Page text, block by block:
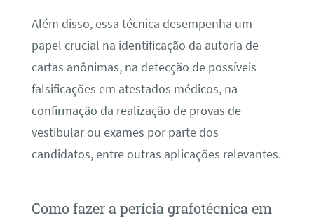
Além disso, essa técnica desempenha um
papel crucial na identificação da autoria de
cartas anônimas, na detecção de possíveis
falsificações em atestados médicos, na
confirmação da realização de provas de
vestibular ou exames por parte dos
candidatos, entre outras aplicações relevantes.
Como fazer a perícia grafotécnica em